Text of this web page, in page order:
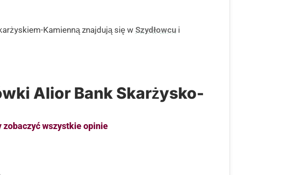
Kamienną znajdują się w Szydłowcu i
Alior Bank Skarżysko-
zobaczyć wszystkie opinie